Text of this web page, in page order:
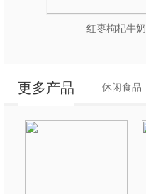
红枣枸杞牛奶
更多产品 休闲食品